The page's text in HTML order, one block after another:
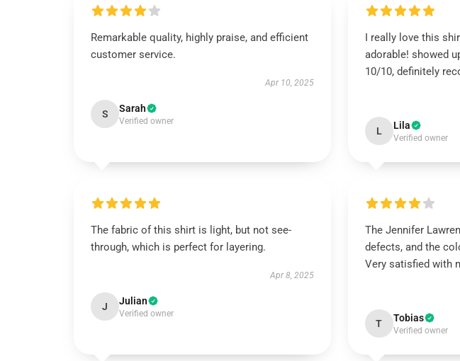
Remarkable quality, highly praise, and efficient
customer service.
Apr 10, 2025
S Sarah
Verified owner
I really love this
adorable! showed
10/10, definitely
L Lila
Verified owner
The fabric of this shirt is light, but not see-
through, which is perfect for layering.
Apr 8, 2025
J Julian
Verified owner
The Jennifer
defects, and the
Very satisfied with
T Tobias
Verified owner